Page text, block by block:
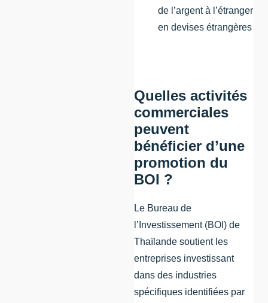
de l’argent à l’étranger
en devises étrangères
Quelles activités
commerciales
peuvent
bénéficier d’une
promotion du
BOI ?
Le Bureau de
l’Investissement (BOI) de
Thaïlande soutient les
entreprises investissant
dans des industries
spécifiques identifiées par